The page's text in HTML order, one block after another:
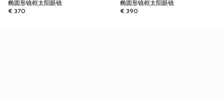
椭圆形镜框太阳眼镜
€ 370
椭圆形镜框太阳眼镜
€ 390